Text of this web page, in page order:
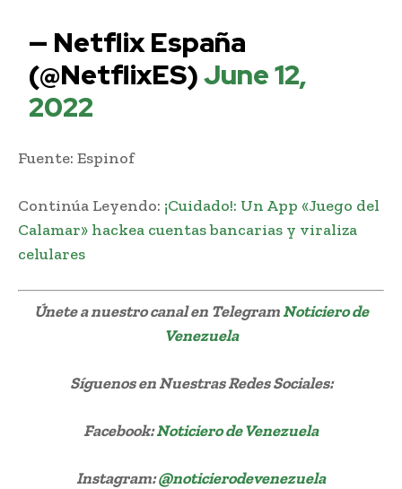
— Netflix España
(@NetflixES)June 12,
2022
Fuente: Espinof
Continúa Leyendo: ¡Cuidado!: Un App «Juego del
Calamar» hackea cuentas bancarias y viraliza
celulares
Únete a nuestro canal en TelegramNoticiero de
Venezuela
Síguenosen Nuestras Redes Sociales:
Facebook:Noticiero de Venezuela
Instagram:@noticierodevenezuela